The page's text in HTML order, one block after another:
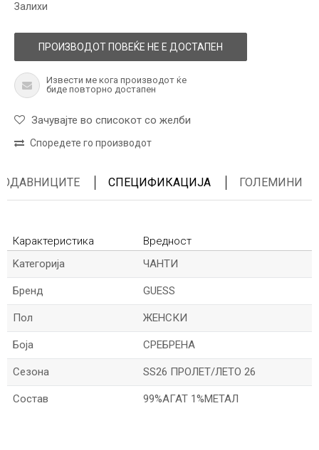
Залихи
ПРОИЗВОДОТ ПОВЕЌЕ НЕ Е ДОСТАПЕН
Извести ме кога производот ќе
биде повторно достапен
Зачувајте во списокот со желби
Споредете го производот
СПЕЦИФИКАЦИЈА ГОЛЕМИНИ
Карактеристика
Вредност
Kатегорија
ЧАНТИ
Бренд GUESS
Пол ЖЕНСКИ
Боја СРЕБРЕНА
Сезона SS26 ПРОЛЕТ/ЛЕТО 26
Состав 99%АГАТ 1%МЕТАЛ